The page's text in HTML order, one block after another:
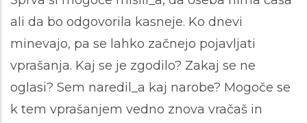
ali da bo odgovorila kasneje. Ko dnevi
minevajo, pa se lahko začnejo pojavljati
vprašanja. Kaj se je zgodilo? Zakaj se ne
oglasi? Sem naredil_a kaj narobe? Mogoče se
k tem vprašanjem vedno znova vračaš in